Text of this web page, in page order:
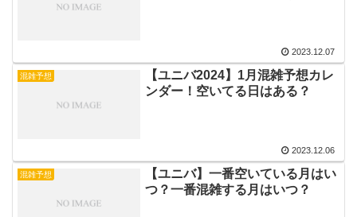
2023.12.07
混雑予想
【ユニバ2024】1月混雑予想カレ
ンダー！空いてる日はある？
2023.12.06
混雑予想
【ユニバ】一番空いている月はい
つ？一番混雑する月はいつ？